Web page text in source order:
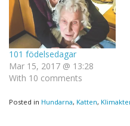
101 födelsedagar
Mar 15, 2017 @ 13:28
With 10 comments
Posted in Hundarna, Katten,